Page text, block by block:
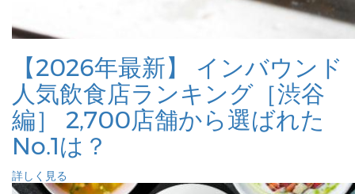
【2026年最新】 インバウンド
人気飲食店ランキング［渋谷
編］ 2,700店舗から選ばれた
No.1は？
詳しく見る